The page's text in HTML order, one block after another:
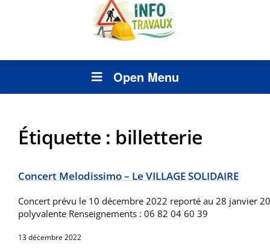
Open Menu
Étiquette : billetterie
Concert Melodissimo – Le VILLAGE SOLIDAIRE
Concert prévu le 10 décembre 2022 reporté au 28 janvier
polyvalente Renseignements : 06 82 04 60 39
13 décembre 2022